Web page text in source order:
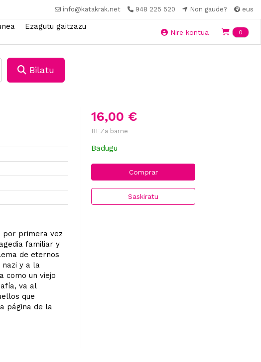
info@katakrak.net 948 225 520 Non gaude? eus
Ezagutu gaitzazu
Nire kontua 0
Bilatu
16,00 €
BEZa barne
Badugu
Comprar
Saskiratu
por primera vez
familiar y
de eternos
y a la
como un viejo
va al
que
página de la